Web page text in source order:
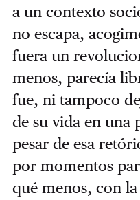
a un contexto
no escapa,
fuera un
menos, parecía
fue, ni tampoco
de su vida en una
pesar de esa
por momentos
qué menos, con